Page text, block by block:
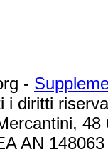
-
i diritti
AN